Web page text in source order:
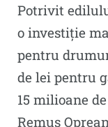
Potrivit
o investiție
pentru
de lei pentru
15 milioane
Remus